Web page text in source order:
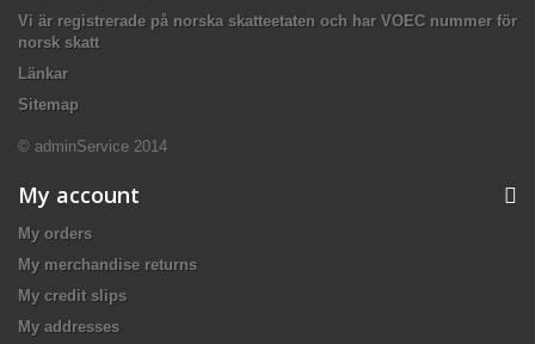
Vi är registrerade på norska skatteetaten och har VOEC nummer för
norsk skatt
Länkar
Sitemap
© adminService 2014
My account
My orders
My merchandise returns
My credit slips
My addresses